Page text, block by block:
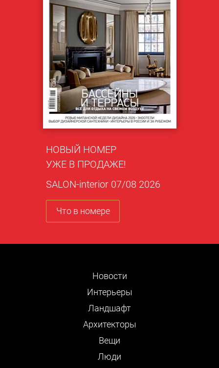
НОВЫЙ НОМЕР
УЖЕ В ПРОДАЖЕ!
SALON-interior 07/08 2026
Что в номере
Новости
Интерьеры
Ландшафт
Архитекторы
Вещи
Люди